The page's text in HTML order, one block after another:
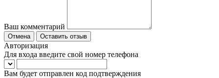
Ваш комментарий
Отмена Оставить отзыв
Авторизация
Для входа введите свой номер телефона
Вам будет отправлен код подтверждения